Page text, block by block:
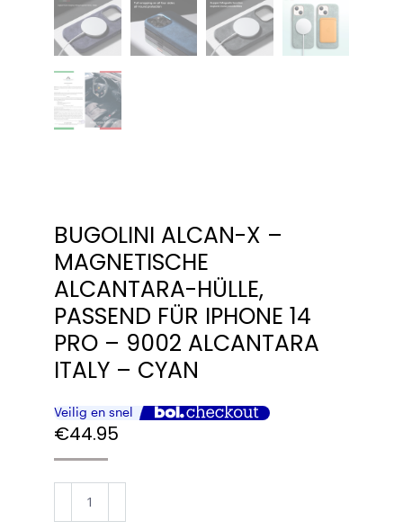
BUGOLINI ALCAN-X –
MAGNETISCHE
ALCANTARA-HÜLLE,
PASSEND FÜR IPHONE 14
PRO – 9002 ALCANTARA
ITALY – CYAN
€44.95
BUGOLINI
Alcan-